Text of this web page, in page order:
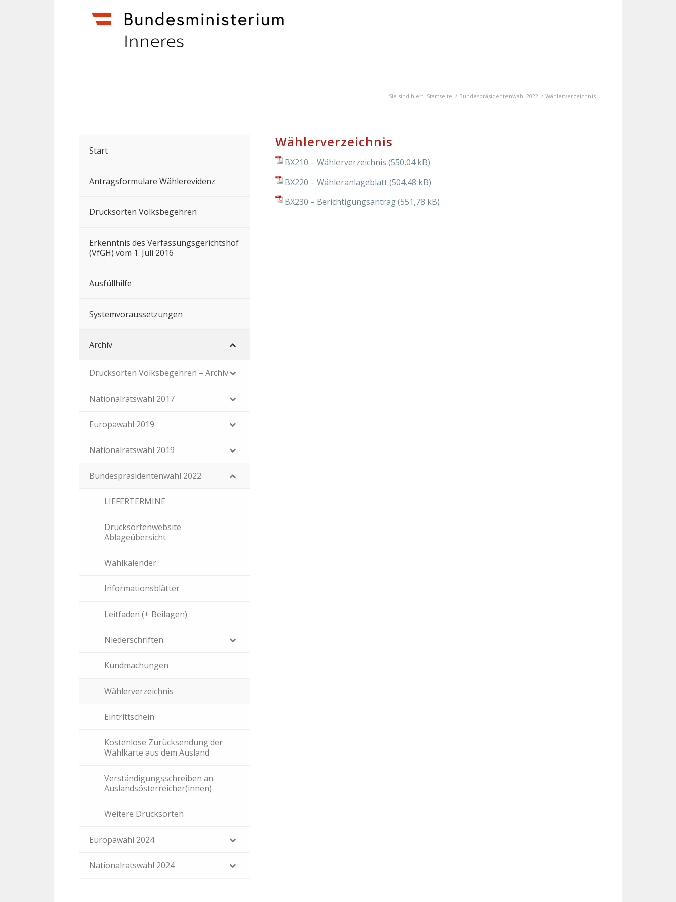
Sie sind hier: Startseite / Bundespräsidentenwahl 2022 / Wählerverzeichnis
Wählerverzeichnis
BX210 – Wählerverzeichnis
BX220 – Wähleranlageblatt
BX230 – Berichtigungsantrag
Start
Antragsformulare Wählerevidenz
Drucksorten Volksbegehren
Erkenntnis des Verfassungsgerichtshof
(VfGH) vom 1. Juli 2016
Ausfüllhilfe
Systemvoraussetzungen
Archiv
Drucksorten Volksbegehren – Archiv
Nationalratswahl 2017
Europawahl 2019
Nationalratswahl 2019
Bundespräsidentenwahl 2022
LIEFERTERMINE
Drucksortenwebsite
Ablageübersicht
Wahlkalender
Informationsblätter
Leitfaden (+ Beilagen)
Niederschriften
Kundmachungen
Wählerverzeichnis
Eintrittschein
Kostenlose Zurücksendung der
Wahlkarte aus dem Ausland
Verständigungsschreiben an
Auslandsösterreicher(innen)
Weitere Drucksorten
Europawahl 2024
Nationalratswahl 2024